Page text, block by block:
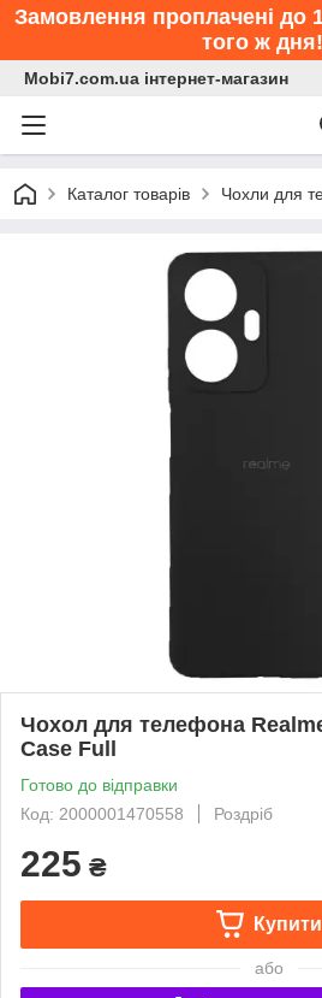
Замовлення проплачені до
того ж
Mobi7.com.ua інтернет-магазин
Каталог товарів Чохли для
Чохол для телефона
Case Full
Готово до відправки
Код: 2000001470558
Роздріб
225 ₴
Купити
або